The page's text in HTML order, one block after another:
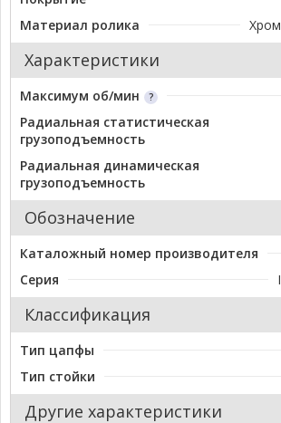
Материал ролика
Характеристики
Максимум об/мин
Радиальная статистическая
грузоподъемность
Радиальная динамическая
грузоподъемность
Обозначение
Каталожный номер производителя
Серия
Классификация
Тип цапфы
Тип стойки
Другие характеристики